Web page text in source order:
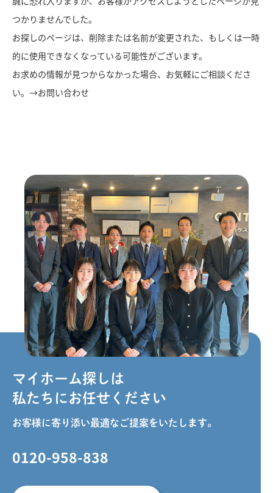
つかりませんでした。
お探しのページは、削除または名前が変更された、もしくは一時
的に使用できなくなっている可能性がございます。
お求めの情報が見つからなかった場合、お気軽にご相談くださ
い。→お問い合わせ
マイホーム探しは
私たちにお任せください
お客様に寄り添い最適なご提案をいたします。
0120-958-838